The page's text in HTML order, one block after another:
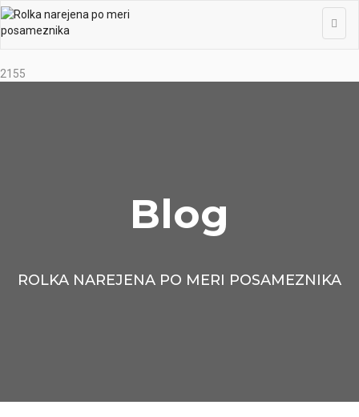
2155
Blog
ROLKA NAREJENA PO MERI POSAMEZNIKA